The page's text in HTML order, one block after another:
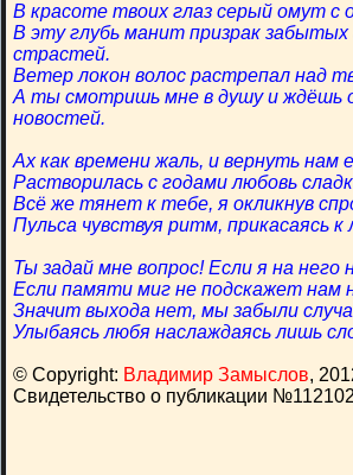
В красоте твоих глаз серый омут с
В эту глубь манит призрак
страстей.
Ветер локон волос растрепал над
А ты смотришь мне в душу и ждёшь
новостей.
Ах как времени жаль, и вернуть нам
Растворилась с годами любовь
Всё же тянет к тебе, я окликнув
Пульса чувствуя ритм, прикасаясь к
Ты задай мне вопрос! Если я на него
Если памяти миг не подскажет нам
Значит выхода нет, мы забыли
Улыбаясь любя наслаждаясь лишь
© Copyright: Владимир Замыслов,
Свидетельство о публикации